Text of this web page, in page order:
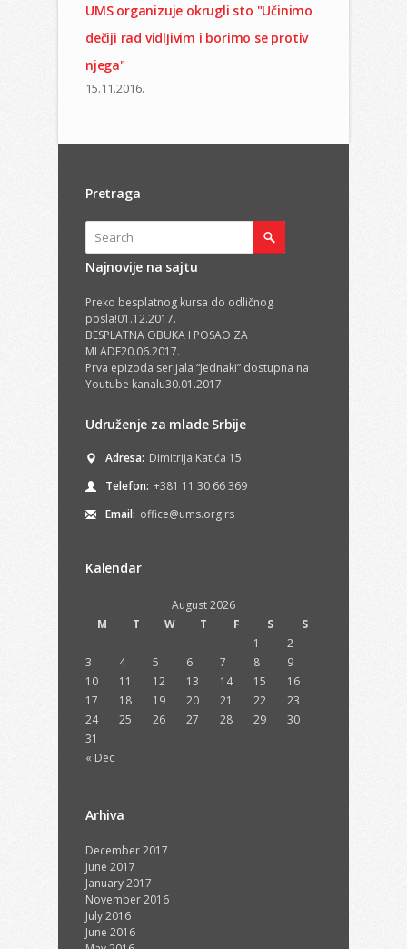
UMS organizuje okrugli sto "Učinimo
dečiji rad vidlјivim i borimo se protiv
njega"
15.11.2016.
Pretraga
Najnovije na sajtu
Preko besplatnog kursa do odličnog
posla!01.12.2017.
BESPLATNA OBUKA I POSAO ZA
MLADE20.06.2017.
Prva epizoda serijala “Jednaki” dostupna na
Youtube kanalu30.01.2017.
Udruženje za mlade Srbije
Adresa: Dimitrija Katića 15
Telefon: +381 11 30 66 369
Email: office@ums.org.rs
Kalendar
August 2026
M
T W T F S S
« Dec
1
2
3
4 5 6 7 8
9
10
11 12 13 14 15
16
17
18 19 20 21 22
23
24
25 26 27 28 29
30
31
Arhiva
December 2017
June 2017
January 2017
November 2016
July 2016
June 2016